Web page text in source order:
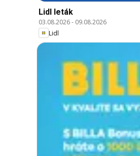
Lidl leták
03.08.2026- 09.08.2026
Lidl